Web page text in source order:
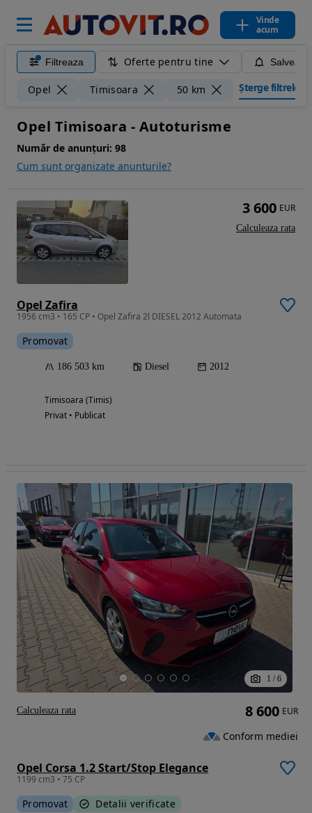
Vinde
acum
Filtreaza Oferte pentru tine
Opel Timisoara 50 km Șterge filtrele
Opel Timisoara - Autoturisme
Număr de anunțuri: 98
Cum sunt organizate anunturile?
Opel Zafira
1956 cm3 • 165 CP • Opel Zafira 2l DIESEL 2012 Automata
Promovat
186 503 km Diesel 2012
Timisoara (Timis)
Privat • Publicat
3 600 EUR
Calculeaza rata
1 / 6
Opel Corsa 1.2 Start/Stop Elegance
1199 cm3 • 75 CP
Promovat Detalii verificate
8 600 EUR
Conform mediei
Calculeaza rata